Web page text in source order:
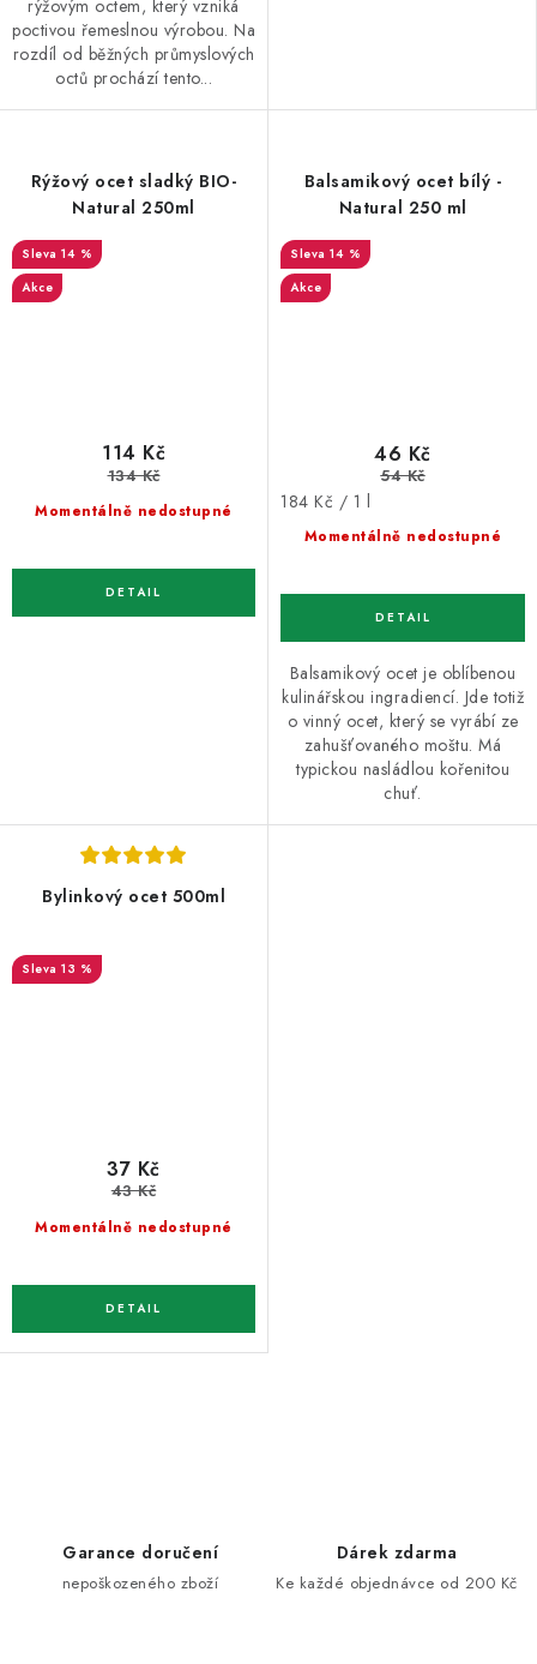
rýžovým octem, který vzniká
poctivou řemeslnou výrobou. Na
rozdíl od běžných průmyslových
octů prochází tento...
Rýžový ocet sladký BIO-
Natural 250ml
14 %
Akce
Momentálně nedostupné
114 Kč
134 Kč
Balsamikový ocet bílý -
Natural 250 ml
14 %
Akce
Momentálně nedostupné
46 Kč
54 Kč
Měrná
cena:
184 Kč / 1 l
Balsamikový ocet je oblíbenou
kulinářskou ingradiencí. Jde totiž
o vinný ocet, který se vyrábí ze
zahušťovaného moštu. Má
typickou nasládlou kořenitou
chuť.
Bylinkový ocet 500ml
13 %
Momentálně nedostupné
37 Kč
43 Kč
Garance doručení
nepoškozeného zboží
Dárek zdarma
Ke každé objednávce od 200 Kč